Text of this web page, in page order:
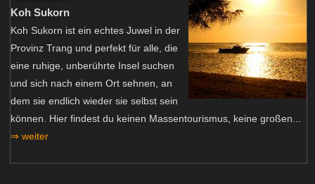
Koh Sukorn
Koh Sukorn ist ein echtes Juwel in der
Provinz Trang und perfekt für alle, die
eine ruhige, unberührte Insel suchen
und sich nach einem Ort sehnen, an
dem sie endlich wieder sie selbst sein
können. Hier findest du keinen Massentourismus, keine großen...
⇒ weiter